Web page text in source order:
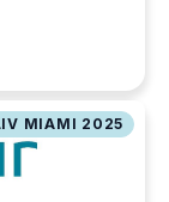
MIAMI 2025